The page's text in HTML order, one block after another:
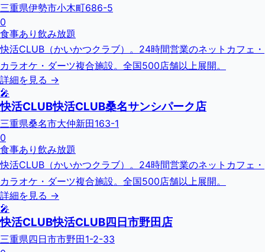
三重県伊勢市小木町686-5
0
食事あり 飲み放題
快活CLUB（かいかつクラブ）。24時間営業のネットカフェ・
カラオケ・ダーツ複合施設。全国500店舗以上展開。
詳細を見る →
🎤
快活CLUB快活CLUB桑名サンシパーク店
三重県桑名市大仲新田163-1
0
食事あり 飲み放題
快活CLUB（かいかつクラブ）。24時間営業のネットカフェ・
カラオケ・ダーツ複合施設。全国500店舗以上展開。
詳細を見る →
🎤
快活CLUB快活CLUB四日市野田店
三重県四日市市野田1-2-33